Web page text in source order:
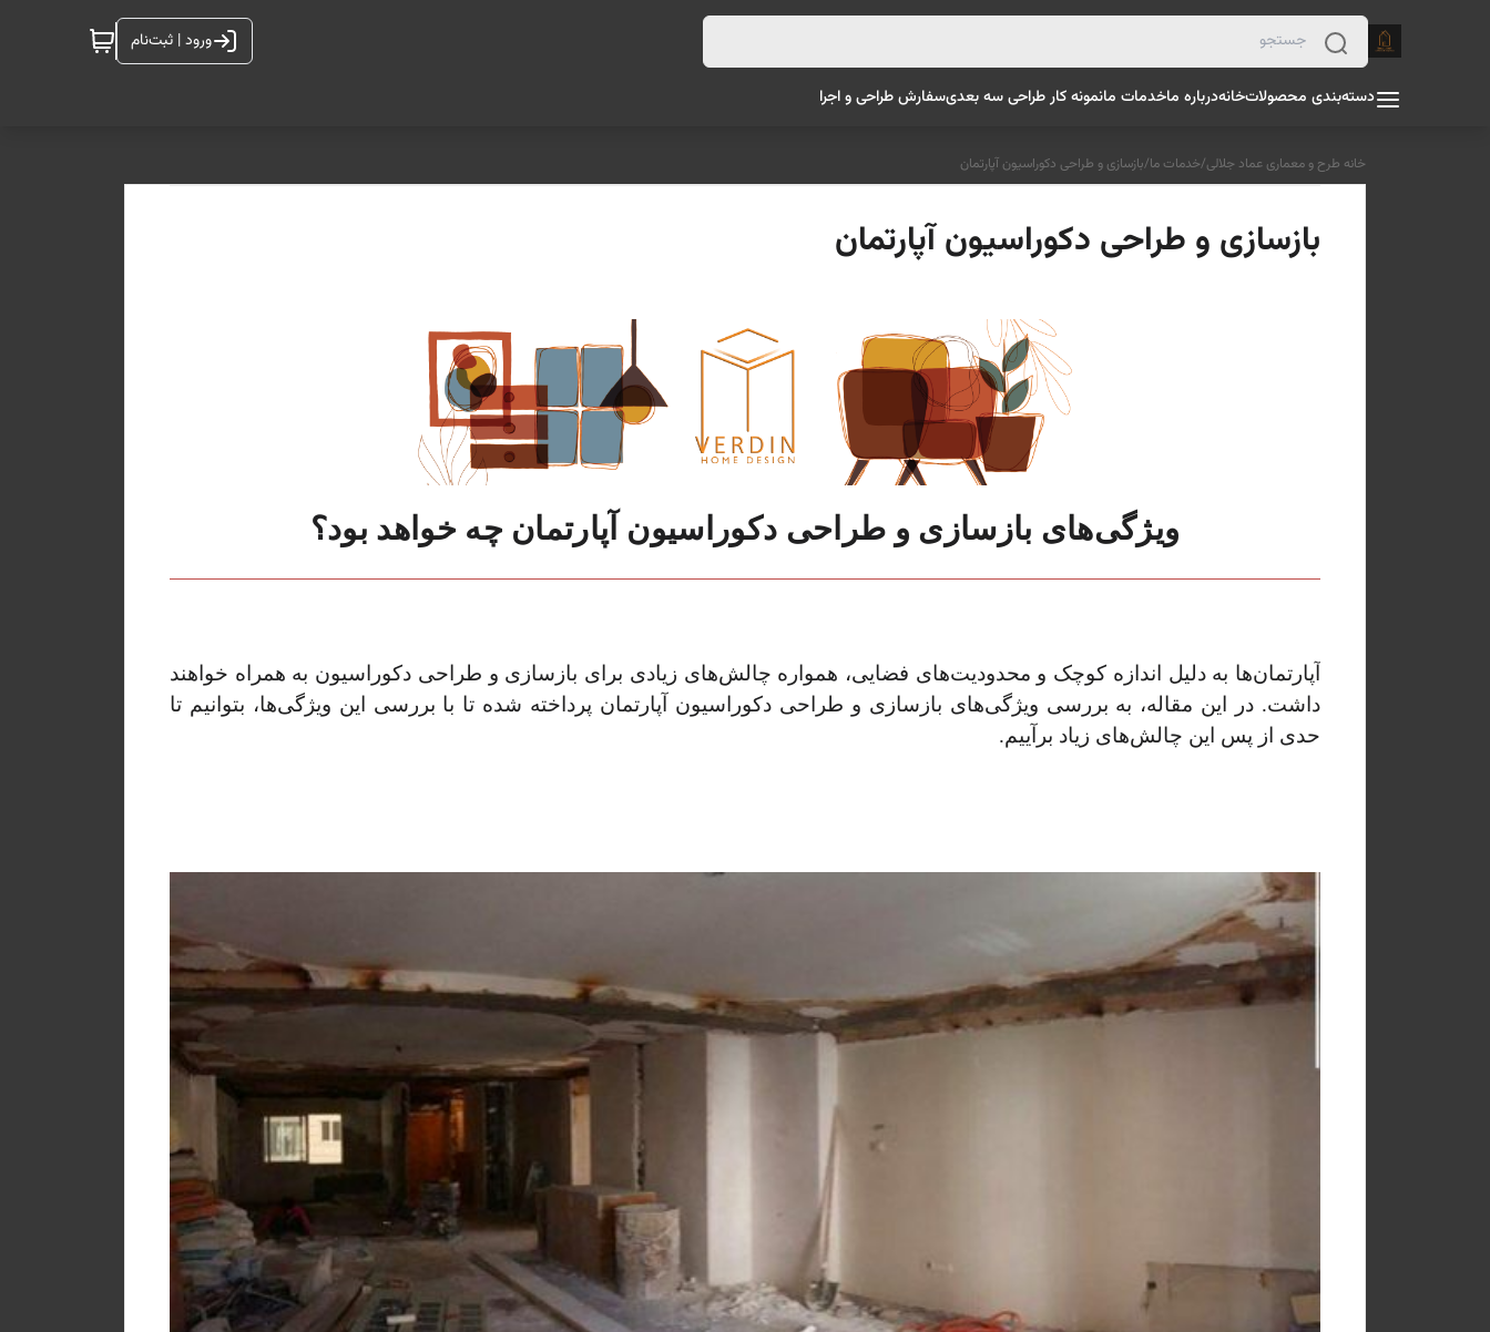
ورود | ثبت‌نام
دسته‌بندی محصولاتخانهدرباره ماخدمات مانمونه کار طراحی سه بعدیسفارش طراحی و اجرا
خانه طرح و معماری عماد جلالی/خدمات ما/بازسازی و طراحی دکوراسیون آپارتمان
بازسازی و طراحی دکوراسیون آپارتمان
ویژگی‌های بازسازی و طراحی دکوراسیون آپارتمان چه خواهد بود؟
آپارتمان‌ها به دلیل اندازه کوچک و محدودیت‌های فضایی، همواره چالش‌های زیادی برای بازسازی و طراحی دکوراسیون به همراه خواهند
داشت. در این مقاله، به بررسی ویژگی‌های بازسازی و طراحی دکوراسیون آپارتمان پرداخته شده تا با بررسی این ویژگی‌ها، بتوانیم تا
حدی از پس این چالش‌های زیاد برآییم.